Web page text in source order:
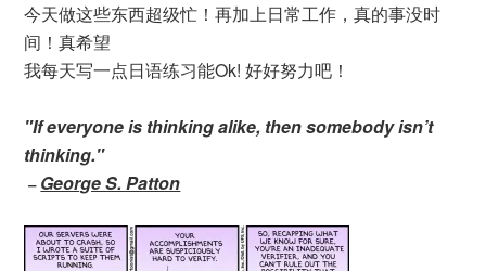
今天做这些东西超级忙！再加上日常工作，真的事没时
间！真希望
我每天写一点日语练习能Ok! 好好努力吧！
"If everyone is thinking alike, then somebody isn’t
thinking."
– George S. Patton